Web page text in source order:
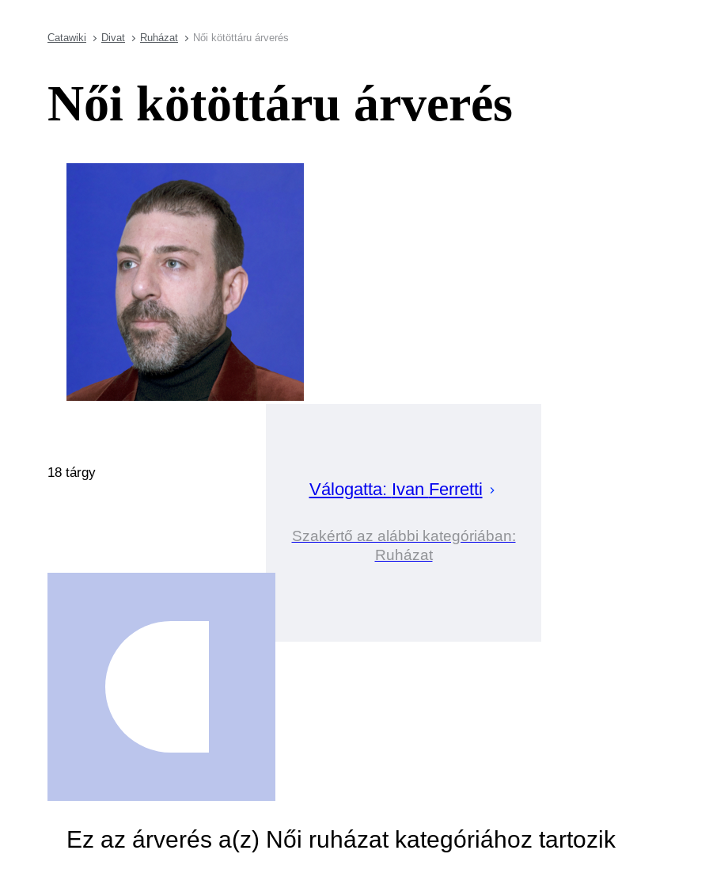
Catawiki Divat Ruházat Női kötöttáru árverés
Női kötöttáru árverés
Válogatta: Ivan Ferretti
Szakértő az alábbi kategóriában:
Ruházat
18 tárgy
Ez az árverés a(z) Női ruházat kategóriához tartozik